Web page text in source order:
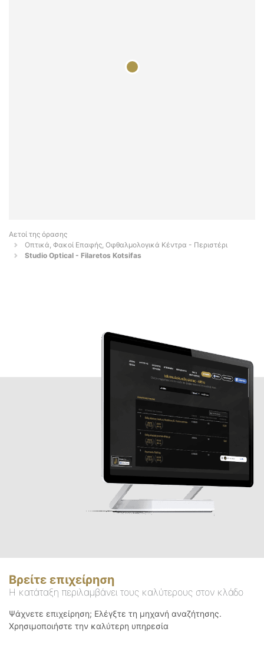
Αετοί της όρασης
Οπτικά, Φακοί Επαφής, Οφθαλμολογικά Κέντρα - Περιστέρι
Studio Optical - Filaretos Kotsifas
Βρείτε επιχείρηση
Η κατάταξη περιλαμβάνει τους καλύτερους στον κλάδο
Ψάχνετε επιχείρηση; Ελέγξτε τη μηχανή αναζήτησης.
Χρησιμοποιήστε την καλύτερη υπηρεσία